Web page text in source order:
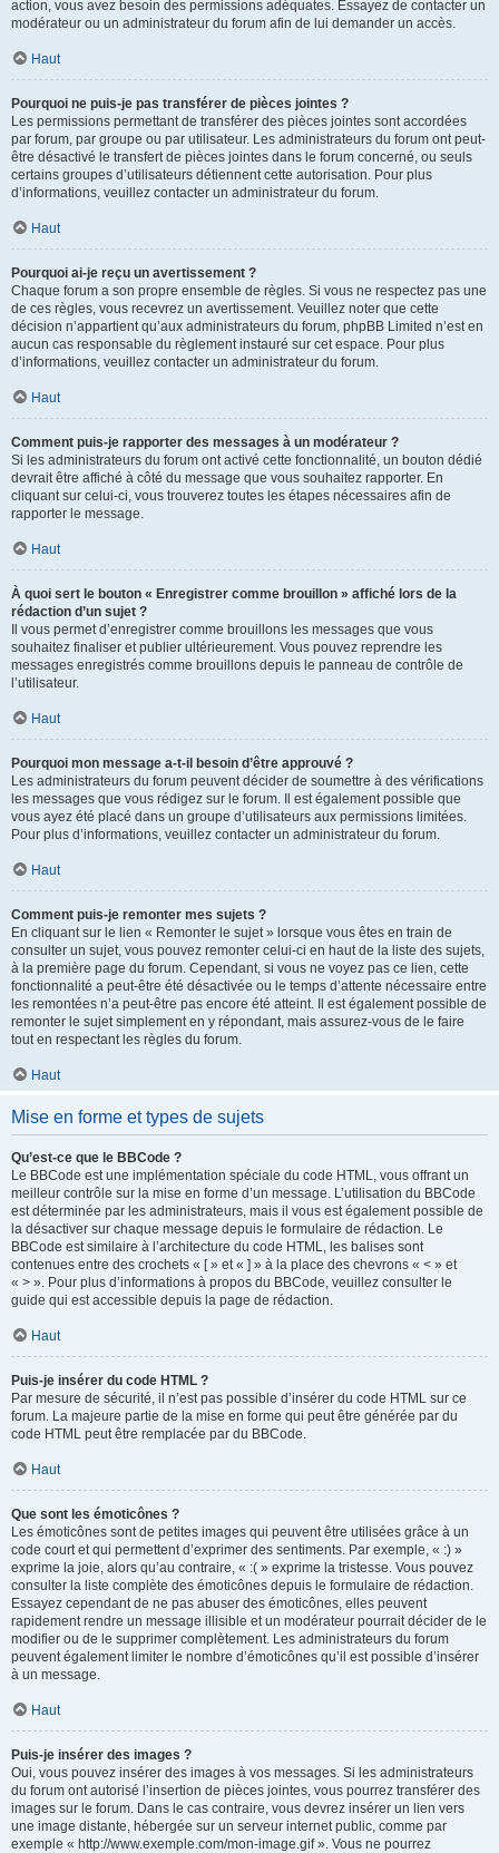
action, vous avez besoin des permissions adéquates. Essayez de contacter un
modérateur ou un administrateur du forum afin de lui demander un accès.
Haut
Pourquoi ne puis-je pas transférer de pièces jointes ?
Les permissions permettant de transférer des pièces jointes sont accordées
par forum, par groupe ou par utilisateur. Les administrateurs du forum ont peut-
être désactivé le transfert de pièces jointes dans le forum concerné, ou seuls
certains groupes d’utilisateurs détiennent cette autorisation. Pour plus
d’informations, veuillez contacter un administrateur du forum.
Haut
Pourquoi ai-je reçu un avertissement ?
Chaque forum a son propre ensemble de règles. Si vous ne respectez pas une
de ces règles, vous recevrez un avertissement. Veuillez noter que cette
décision n’appartient qu’aux administrateurs du forum, phpBB Limited n’est en
aucun cas responsable du règlement instauré sur cet espace. Pour plus
d’informations, veuillez contacter un administrateur du forum.
Haut
Comment puis-je rapporter des messages à un modérateur ?
Si les administrateurs du forum ont activé cette fonctionnalité, un bouton dédié
devrait être affiché à côté du message que vous souhaitez rapporter. En
cliquant sur celui-ci, vous trouverez toutes les étapes nécessaires afin de
rapporter le message.
Haut
À quoi sert le bouton « Enregistrer comme brouillon » affiché lors de la
rédaction d’un sujet ?
Il vous permet d’enregistrer comme brouillons les messages que vous
souhaitez finaliser et publier ultérieurement. Vous pouvez reprendre les
messages enregistrés comme brouillons depuis le panneau de contrôle de
l’utilisateur.
Haut
Pourquoi mon message a-t-il besoin d’être approuvé ?
Les administrateurs du forum peuvent décider de soumettre à des vérifications
les messages que vous rédigez sur le forum. Il est également possible que
vous ayez été placé dans un groupe d’utilisateurs aux permissions limitées.
Pour plus d’informations, veuillez contacter un administrateur du forum.
Haut
Comment puis-je remonter mes sujets ?
En cliquant sur le lien « Remonter le sujet » lorsque vous êtes en train de
consulter un sujet, vous pouvez remonter celui-ci en haut de la liste des sujets,
à la première page du forum. Cependant, si vous ne voyez pas ce lien, cette
fonctionnalité a peut-être été désactivée ou le temps d’attente nécessaire entre
les remontées n’a peut-être pas encore été atteint. Il est également possible de
remonter le sujet simplement en y répondant, mais assurez-vous de le faire
tout en respectant les règles du forum.
Haut
Mise en forme et types de sujets
Qu’est-ce que le BBCode ?
Le BBCode est une implémentation spéciale du code HTML, vous offrant un
meilleur contrôle sur la mise en forme d’un message. L’utilisation du BBCode
est déterminée par les administrateurs, mais il vous est également possible de
la désactiver sur chaque message depuis le formulaire de rédaction. Le
BBCode est similaire à l’architecture du code HTML, les balises sont
contenues entre des crochets « [ » et « ] » à la place des chevrons « < » et
« > ». Pour plus d’informations à propos du BBCode, veuillez consulter le
guide qui est accessible depuis la page de rédaction.
Haut
Puis-je insérer du code HTML ?
Par mesure de sécurité, il n’est pas possible d’insérer du code HTML sur ce
forum. La majeure partie de la mise en forme qui peut être générée par du
code HTML peut être remplacée par du BBCode.
Haut
Que sont les émoticônes ?
Les émoticônes sont de petites images qui peuvent être utilisées grâce à un
code court et qui permettent d’exprimer des sentiments. Par exemple, « :) »
exprime la joie, alors qu’au contraire, « :( » exprime la tristesse. Vous pouvez
consulter la liste complète des émoticônes depuis le formulaire de rédaction.
Essayez cependant de ne pas abuser des émoticônes, elles peuvent
rapidement rendre un message illisible et un modérateur pourrait décider de le
modifier ou de le supprimer complètement. Les administrateurs du forum
peuvent également limiter le nombre d’émoticônes qu’il est possible d’insérer
à un message.
Haut
Puis-je insérer des images ?
Oui, vous pouvez insérer des images à vos messages. Si les administrateurs
du forum ont autorisé l’insertion de pièces jointes, vous pourrez transférer des
images sur le forum. Dans le cas contraire, vous devrez insérer un lien vers
une image distante, hébergée sur un serveur internet public, comme par
exemple « http://www.exemple.com/mon-image.gif ». Vous ne pourrez